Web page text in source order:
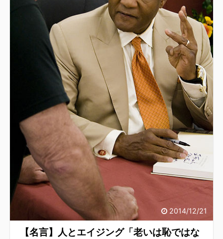
2014/12/21
【名言】人とエイジング「老いは恥ではな